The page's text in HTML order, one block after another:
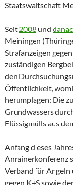
Staatswaltschaft
Seit 2008 und
Meiningen
Strafanzeigen
zuständigen
den
Öffentlichkeit,
herumplagen: Die
Grundwassers
Flüssigmülls aus
Anfang dieses
Anrainerkonferenz
Verband für Angeln
gegen K+S sowie